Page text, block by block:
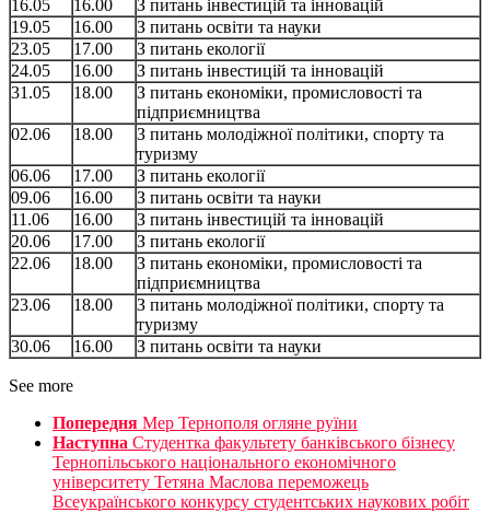
16.05 16.00
З питань інвестицій та інновацій
19.05
16.00
З питань освіти та науки
23.05
17.00
З питань екології
24.05
16.00
З питань інвестицій та інновацій
31.05
18.00
З питань економіки, промисловості та
підприємництва
02.06
18.00
З питань молодіжної політики, спорту та
туризму
06.06
17.00
З питань екології
09.06
16.00
З питань освіти та науки
11.06
16.00
З питань інвестицій та інновацій
20.06
17.00
З питань екології
22.06
18.00
З питань економіки, промисловості та
підприємництва
23.06
18.00
З питань молодіжної політики, спорту та
туризму
30.06
16.00 З питань освіти та науки
See more
Попередня Мер Тернополя огляне руїни
Наступна Студентка факультету банківського бізнесу
Тернопільського національного економічного
університету Тетяна Маслова переможець
Всеукраїнського конкурсу студентських наукових робіт